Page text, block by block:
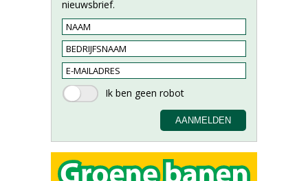
nieuwsbrief.